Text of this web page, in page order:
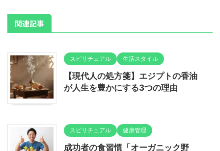
関連記事
スピリチュアル 生活スタイル
【現代人の処方箋】エジプトの香油
が人生を豊かにする3つの理由
スピリチュアル 健康管理
成功者の食習慣「オーガニック野